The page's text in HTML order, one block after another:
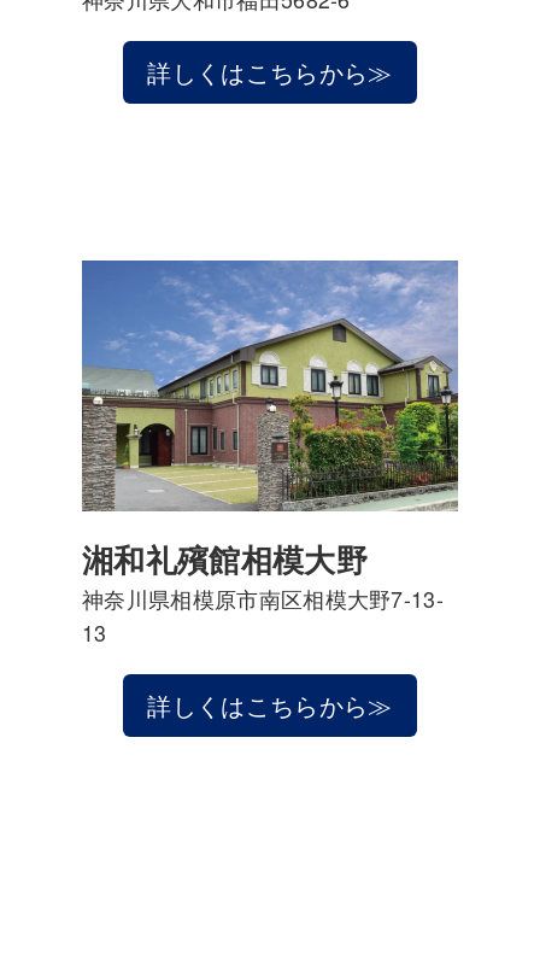
詳しくはこちらから≫
湘和礼殯館相模大野
神奈川県相模原市南区相模大野7-13-
13
詳しくはこちらから≫